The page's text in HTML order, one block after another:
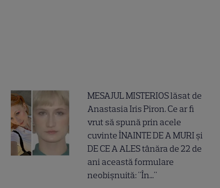
MESAJUL MISTERIOS lăsat de
Anastasia Iris Piron. Ce ar fi
vrut să spună prin acele
cuvinte ÎNAINTE DE A MURI și
DE CE A ALES tânăra de 22 de
ani această formulare
neobișnuită: "În..."